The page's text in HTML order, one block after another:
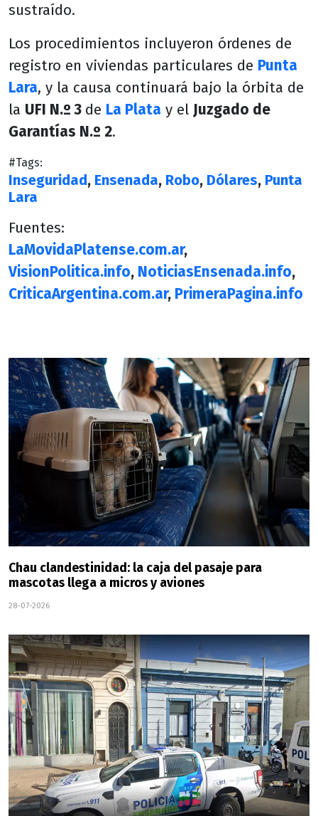
sustraído.
Los procedimientos incluyeron órdenes de
registro en viviendas particulares de Punta
Lara, y la causa continuará bajo la órbita de
la UFI N.º 3 de La Plata y el Juzgado de
Garantías N.º 2.
#Tags:
Inseguridad, Ensenada, Robo, Dólares, Punta
Lara
Fuentes:
LaMovidaPlatense.com.ar,
VisionPolitica.info, NoticiasEnsenada.info,
CriticaArgentina.com.ar, PrimeraPagina.info
Chau clandestinidad: la caja del pasaje para
mascotas llega a micros y aviones
28-07-2026